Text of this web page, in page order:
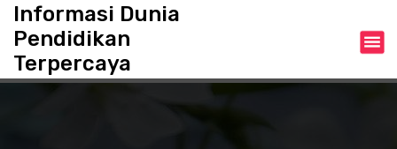
t
Informasi Dunia
Pendidikan
Terpercaya